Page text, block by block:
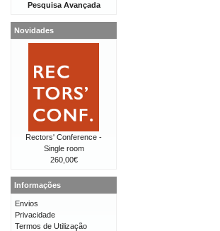
Pesquisa Avançada
Novidades
Rectors' Conference -
Single room
260,00€
Informações
Envios
Privacidade
Termos de Utilização